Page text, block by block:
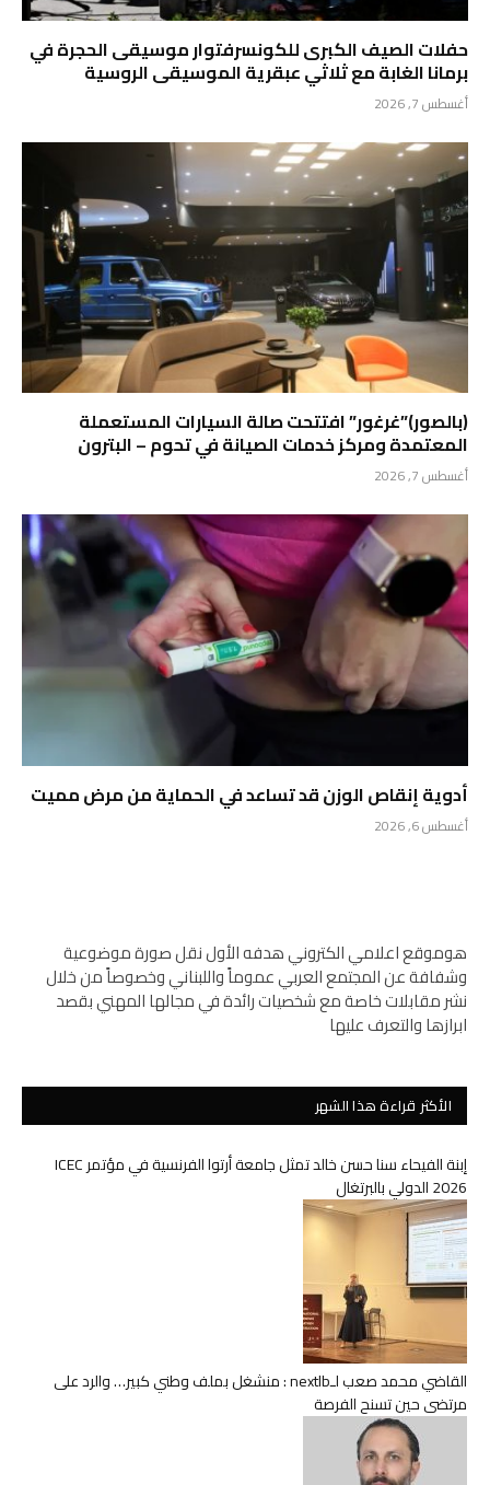
حفلات الصيف الكبرى للكونسرفتوار موسيقى الحجرة في
برمانا الغابة مع ثلاثي عبقرية الموسيقى الروسية
أغسطس 7, 2026
(بالصور)”غرغور” افتتحت صالة السيارات المستعملة
المعتمدة ومركز خدمات الصيانة في تحوم – البترون
أغسطس 7, 2026
أدوية إنقاص الوزن قد تساعد في الحماية من مرض مميت
أغسطس 6, 2026
هوموقع اعلامي الكتروني هدفه الأول نقل صورة موضوعية
وشفافة عن المجتمع العربي عموماً واللبناني وخصوصاً من خلال
نشر مقابلات خاصة مع شخصيات رائدة في مجالها المهني بقصد
ابرازها والتعرف عليها
الأكثر قراءة هذا الشهر
إبنة الفيحاء سنا حسن خالد تمثل جامعة أرتوا الفرنسية في مؤتمر ICEC
2026 الدولي بالبرتغال
القاضي محمد صعب لـnextlb : منشغل بملف وطني كبير… والرد على
مرتضى حين تسنح الفرصة